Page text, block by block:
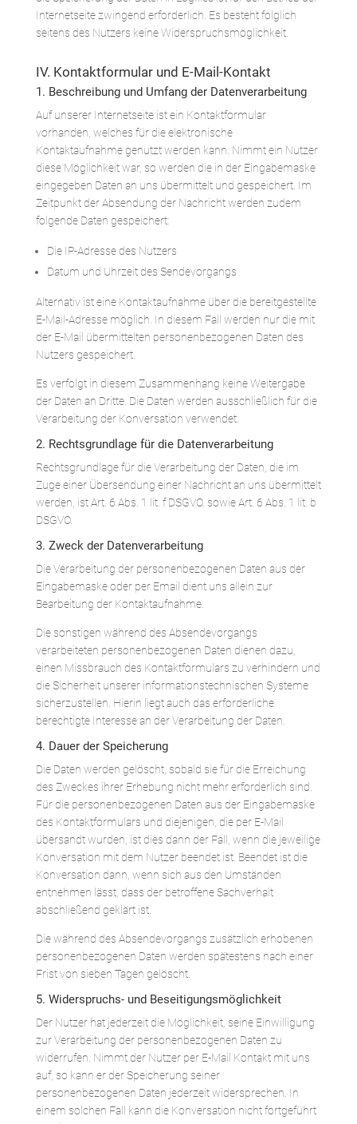
Internetseite zwingend erforderlich. Es besteht folglich
seitens des Nutzers keine Widerspruchsmöglichkeit.
IV. Kontaktformular und E-Mail-Kontakt
1. Beschreibung und Umfang der Datenverarbeitung
Auf unserer Internetseite ist ein Kontaktformular
vorhanden, welches für die elektronische
Kontaktaufnahme genutzt werden kann. Nimmt ein Nutzer
diese Möglichkeit war, so werden die in der Eingabemaske
eingegeben Daten an uns übermittelt und gespeichert. Im
Zeitpunkt der Absendung der Nachricht werden zudem
folgende Daten gespeichert:
Die IP-Adresse des Nutzers
Datum und Uhrzeit des Sendevorgangs
Alternativ ist eine Kontaktaufnahme über die bereitgestellte
E-Mail-Adresse möglich. In diesem Fall werden nur die mit
der E-Mail übermittelten personenbezogenen Daten des
Nutzers gespeichert.
Es verfolgt in diesem Zusammenhang keine Weitergabe
der Daten an Dritte. Die Daten werden ausschließlich für die
Verarbeitung der Konversation verwendet.
2. Rechtsgrundlage für die Datenverarbeitung
Rechtsgrundlage für die Verarbeitung der Daten, die im
Zuge einer Übersendung einer Nachricht an uns übermittelt
werden, ist Art. 6 Abs. 1 lit. f DSGVO. sowie Art. 6 Abs. 1 lit. b
DSGVO.
3. Zweck der Datenverarbeitung
Die Verarbeitung der personenbezogenen Daten aus der
Eingabemaske oder per Email dient uns allein zur
Bearbeitung der Kontaktaufnahme.
Die sonstigen während des Absendevorgangs
verarbeiteten personenbezogenen Daten dienen dazu,
einen Missbrauch des Kontaktformulars zu verhindern und
die Sicherheit unserer informationstechnischen Systeme
sicherzustellen. Hierin liegt auch das erforderliche
berechtigte Interesse an der Verarbeitung der Daten.
4. Dauer der Speicherung
Die Daten werden gelöscht, sobald sie für die Erreichung
des Zweckes ihrer Erhebung nicht mehr erforderlich sind.
Für die personenbezogenen Daten aus der Eingabemaske
des Kontaktformulars und diejenigen, die per E-Mail
übersandt wurden, ist dies dann der Fall, wenn die jeweilige
Konversation mit dem Nutzer beendet ist. Beendet ist die
Konversation dann, wenn sich aus den Umständen
entnehmen lässt, dass der betroffene Sachverhalt
abschließend geklärt ist.
Die während des Absendevorgangs zusätzlich erhobenen
personenbezogenen Daten werden spätestens nach einer
Frist von sieben Tagen gelöscht.
5. Widerspruchs- und Beseitigungsmöglichkeit
Der Nutzer hat jederzeit die Möglichkeit, seine Einwilligung
zur Verarbeitung der personenbezogenen Daten zu
widerrufen. Nimmt der Nutzer per E-Mail Kontakt mit uns
auf, so kann er der Speicherung seiner
personenbezogenen Daten jederzeit widersprechen. In
einem solchen Fall kann die Konversation nicht fortgeführt